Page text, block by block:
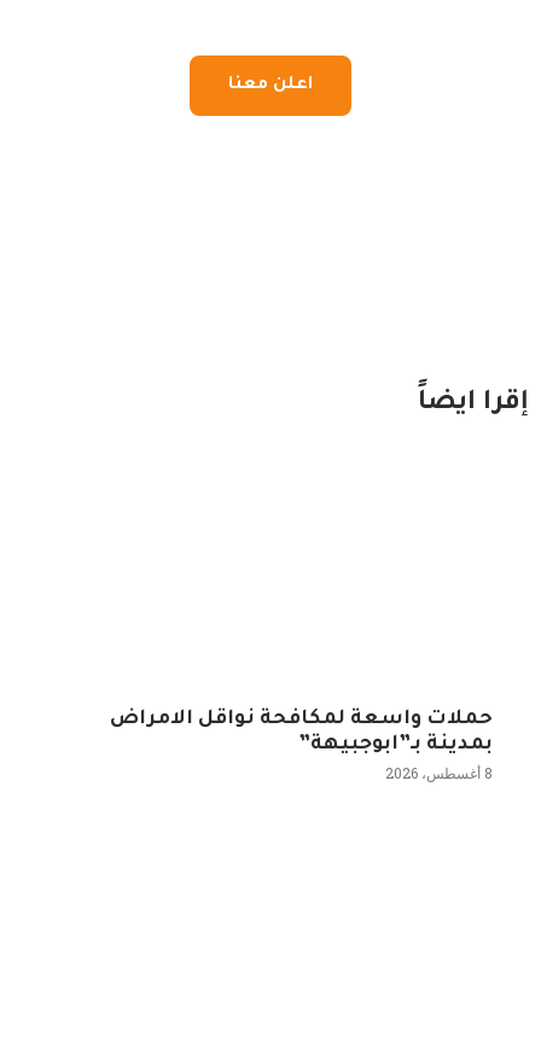
اعلن معنا
إقرا ايضاً
حملات واسعة لمكافحة نواقل الامراض
بمدينة بـ”ابوجبيهة”
8 أغسطس، 2026